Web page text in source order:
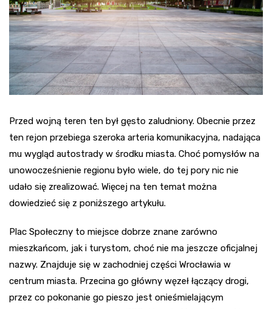
Przed wojną teren ten był gęsto zaludniony. Obecnie przez
ten rejon przebiega szeroka arteria komunikacyjna, nadająca
mu wygląd autostrady w środku miasta. Choć pomysłów na
unowocześnienie regionu było wiele, do tej pory nic nie
udało się zrealizować. Więcej na ten temat można
dowiedzieć się z poniższego artykułu.
Plac Społeczny to miejsce dobrze znane zarówno
mieszkańcom, jak i turystom, choć nie ma jeszcze oficjalnej
nazwy. Znajduje się w zachodniej części Wrocławia w
centrum miasta. Przecina go główny węzeł łączący drogi,
przez co pokonanie go pieszo jest onieśmielającym